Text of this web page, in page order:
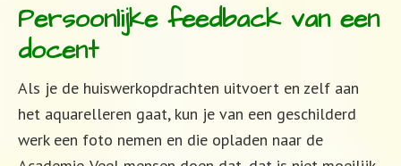
Persoonlijke feedback van een
docent
Als je de huiswerkopdrachten uitvoert en zelf aan
het aquarelleren gaat, kun je van een geschilderd
werk een foto nemen en die opladen naar de